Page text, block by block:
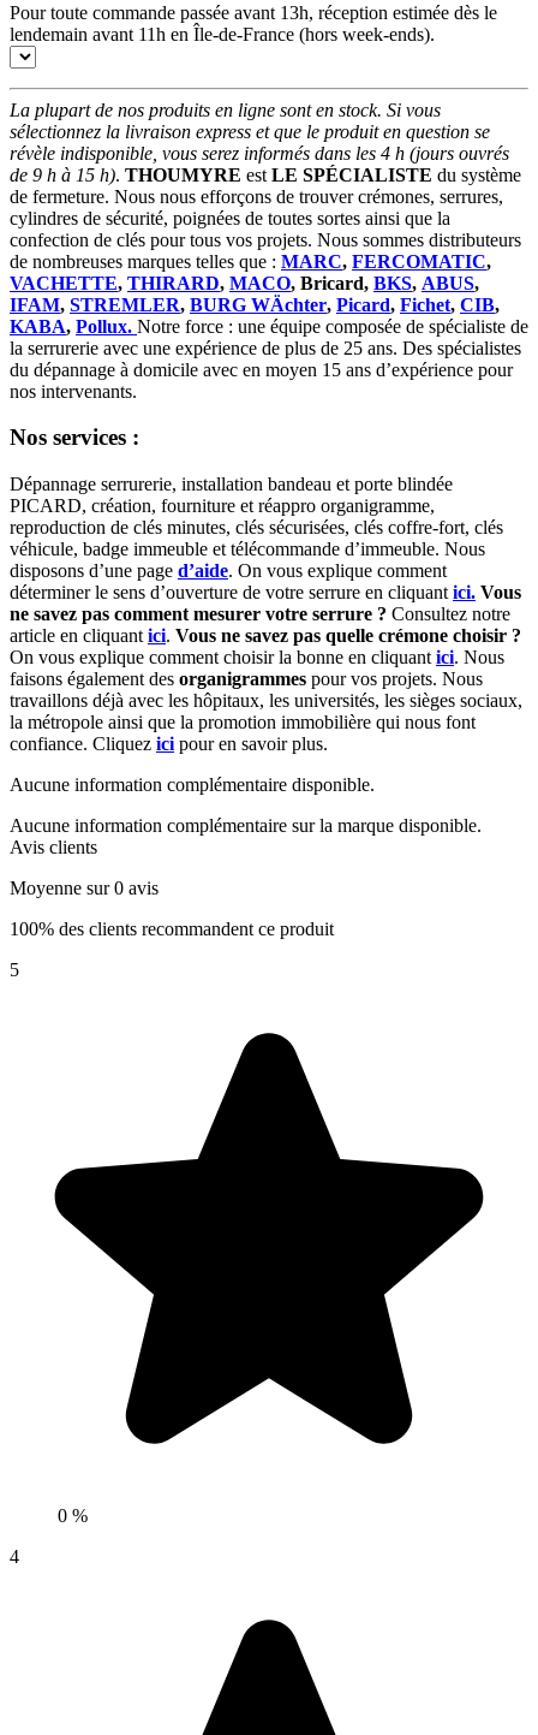
Pour toute commande passée avant 13h, réception estimée dès le
lendemain avant 11h en Île-de-France (hors week-ends).
La plupart de nos produits en ligne sont en stock. Si vous
sélectionnez la livraison express et que le produit en question se
révèle indisponible, vous serez informés dans les 4 h (jours ouvrés
de 9 h à 15 h). THOUMYRE est LE SPÉCIALISTE du système
de fermeture. Nous nous efforçons de trouver crémones, serrures,
cylindres de sécurité, poignées de toutes sortes ainsi que la
confection de clés pour tous vos projets. Nous sommes distributeurs
de nombreuses marques telles que : MARC, FERCOMATIC,
VACHETTE, THIRARD, MACO, Bricard, BKS, ABUS,
IFAM, STREMLER, BURG WÄchter, Picard, Fichet, CIB,
KABA, Pollux. Notre force : une équipe composée de spécialiste de
la serrurerie avec une expérience de plus de 25 ans. Des spécialistes
du dépannage à domicile avec en moyen 15 ans d’expérience pour
nos intervenants.
Nos services :
Dépannage serrurerie, installation bandeau et porte blindée
PICARD, création, fourniture et réappro organigramme,
reproduction de clés minutes, clés sécurisées, clés coffre-fort, clés
véhicule, badge immeuble et télécommande d’immeuble. Nous
disposons d’une page d’aide. On vous explique comment
déterminer le sens d’ouverture de votre serrure en cliquant ici. Vous
ne savez pas comment mesurer votre serrure ? Consultez notre
article en cliquant ici. Vous ne savez pas quelle crémone choisir ?
On vous explique comment choisir la bonne en cliquant ici. Nous
faisons également des organigrammes pour vos projets. Nous
travaillons déjà avec les hôpitaux, les universités, les sièges sociaux,
la métropole ainsi que la promotion immobilière qui nous font
confiance. Cliquez ici pour en savoir plus.
Aucune information complémentaire disponible.
Aucune information complémentaire sur la marque disponible.
Avis clients
Moyenne sur 0 avis
100% des clients recommandent ce produit
5
0 %
4